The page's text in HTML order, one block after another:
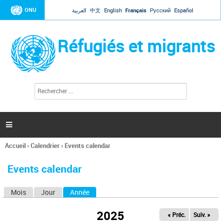
Jump to navigation
ONU العربية 中文 English Français Русский Español
Réfugiés et migrants
l
c
h
e

Vous
ici
Accueil›Calendrier› Events calendar
Events calendar
Mois Jour Année
2025 « Préc. Suiv. »